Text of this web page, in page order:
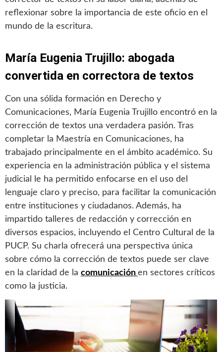
reflexionar sobre la importancia de este oficio en el
mundo de la escritura.
María Eugenia Trujillo: abogada
convertida en correctora de textos
Con una sólida formación en Derecho y
Comunicaciones, María Eugenia Trujillo encontró en la
corrección de textos una verdadera pasión. Tras
completar la Maestría en Comunicaciones, ha
trabajado principalmente en el ámbito académico. Su
experiencia en la administración pública y el sistema
judicial le ha permitido enfocarse en el uso del
lenguaje claro y preciso, para facilitar la comunicación
entre instituciones y ciudadanos. Además, ha
impartido talleres de redacción y corrección en
diversos espacios, incluyendo el Centro Cultural de la
PUCP. Su charla ofrecerá una perspectiva única
sobre cómo la corrección de textos puede ser clave
en la claridad de la comunicación en sectores críticos
como la justicia.